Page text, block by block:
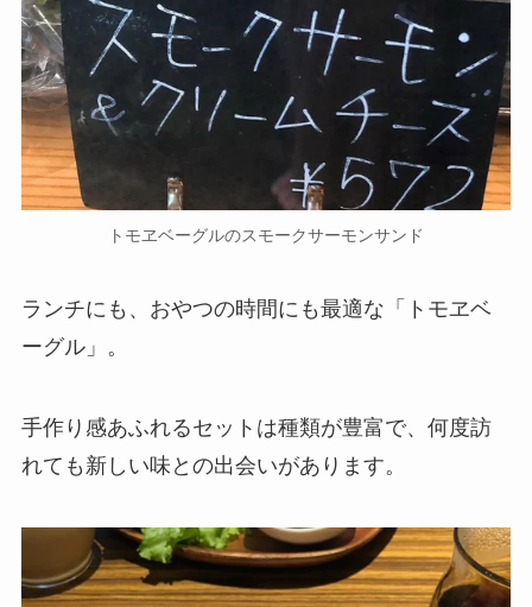
トモヱベーグルのスモークサーモンサンド
ランチにも、おやつの時間にも最適な「トモヱベ
ーグル」。
手作り感あふれるセットは種類が豊富で、何度訪
れても新しい味との出会いがあります。